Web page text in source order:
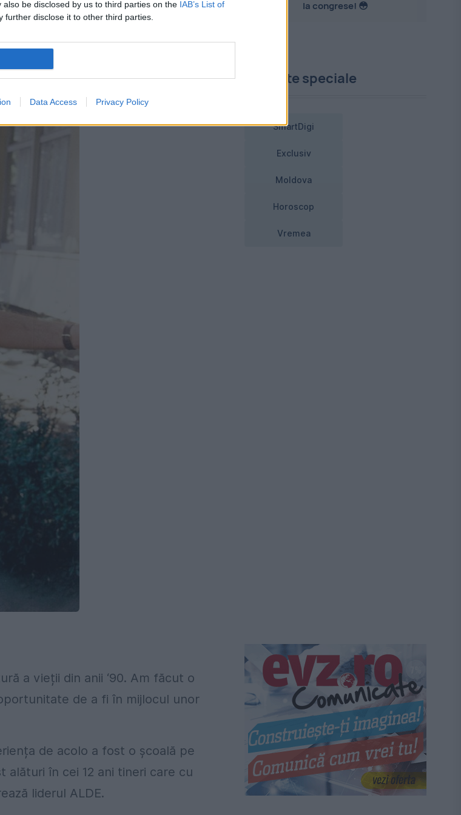
be disclosed by us to third parties on the IAB’s List of
further disclose it to other third parties.
Data Access Privacy Policy
a vieții din anii ‘90. Am făcut o
de a fi în mijlocul unor
de acolo a fost o școală pe
în cei 12 ani tineri care cu
liderul ALDE.
la congrese! 😳
Proiecte speciale
SmartDigi
Exclusiv
Moldova
Horoscop
Vremea